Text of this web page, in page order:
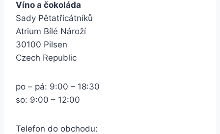
Víno a čokoláda
Sady Pětatřicátníků
Atrium Bílé Nároží
30100 Pilsen
Czech Republic
po – pá: 9:00 – 18:30
so: 9:00 – 12:00
Telefon do obchodu: